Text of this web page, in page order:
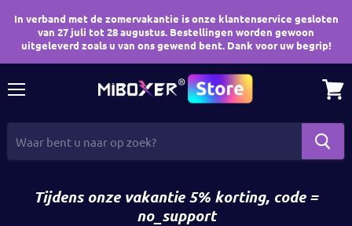
In verband met de zomervakantie is onze klantenservice gesloten
van 27 juli tot 28 augustus. Bestellingen worden gewoon
uitgeleverd zoals u van ons gewend bent. Dank voor uw begrip!
Tijdens onze vakantie 5% korting, code =
no_support